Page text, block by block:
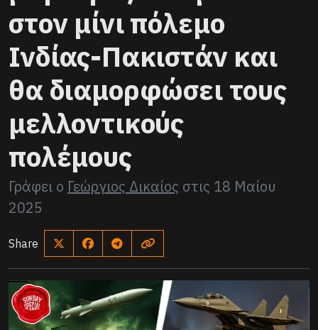
στον μίνι πόλεμο
Ινδίας-Πακιστάν και
θα διαμορφώσει τους
μελλοντικούς
πολέμους
Γράφει ο Γεώργιος Δικαίος στις 18 Μαίου
2025
Share